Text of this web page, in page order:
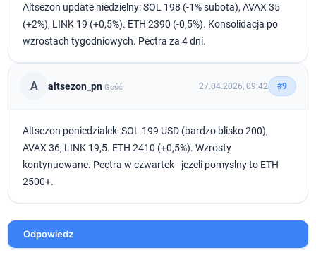
Altsezon update niedzielny: SOL 198 (-1% subota), AVAX 35
(+2%), LINK 19 (+0,5%). ETH 2390 (-0,5%). Konsolidacja po
wzrostach tygodniowych. Pectra za 4 dni.
A altsezon_pn Gość 27.04.2026, 09:42 #9
Altsezon poniedzialek: SOL 199 USD (bardzo blisko 200),
AVAX 36, LINK 19,5. ETH 2410 (+0,5%). Wzrosty
kontynuowane. Pectra w czwartek - jezeli pomyslny to ETH
2500+.
Odpowiedz